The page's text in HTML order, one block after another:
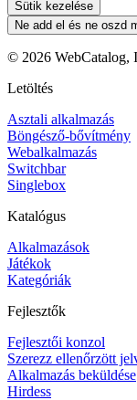
Sütik kezelése
Ne add el és ne oszd
© 2026 WebCatalog,
Letöltés
Asztali alkalmazás
Böngésző-bővítmény
Webalkalmazás
Switchbar
Singlebox
Katalógus
Alkalmazások
Játékok
Kategóriák
Fejlesztők
Fejlesztői konzol
Szerezz ellenőrzött
Alkalmazás beküldése
Hirdess